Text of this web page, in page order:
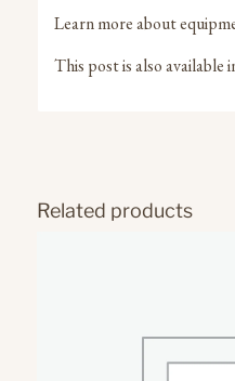
Learn more about
This post is also available
Related products